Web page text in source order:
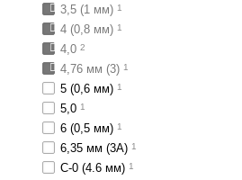
3,5 (1 мм) 1
4 (0,8 мм) 1
4,0 2
4,76 мм (3) 1
5 (0,6 мм) 1
5,0 1
6 (0,5 мм) 1
6,35 мм (3А) 1
C-0 (4.6 мм) 1